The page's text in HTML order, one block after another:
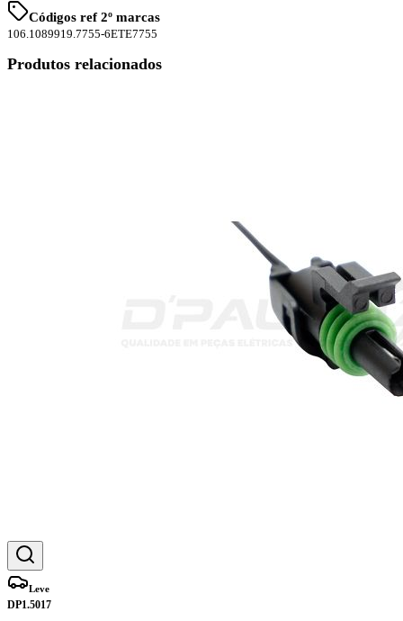
Códigos ref 2º marcas
106.1089919.7755-6ETE7755
Produtos relacionados
Leve
DP1.5017